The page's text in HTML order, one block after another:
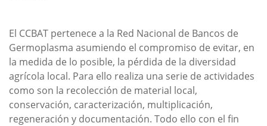
El CCBAT pertenece a la Red Nacional de Bancos de
Germoplasma asumiendo el compromiso de evitar, en
la medida de lo posible, la pérdida de la diversidad
agrícola local. Para ello realiza una serie de actividades
como son la recolección de material local,
conservación, caracterización, multiplicación,
regeneración y documentación. Todo ello con el fin